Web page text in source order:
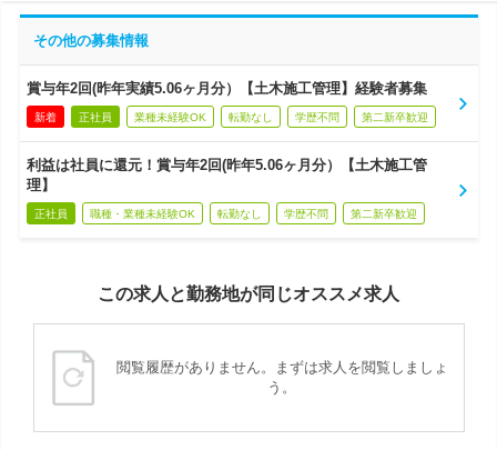
その他の募集情報
賞与年2回(昨年実績5.06ヶ月分）【土木施工管理】経験者募集
新着 正社員 業種未経験OK 転勤なし 学歴不問 第二新卒歓迎
利益は社員に還元！賞与年2回(昨年5.06ヶ月分）【土木施工管
理】
正社員 職種・業種未経験OK 転勤なし 学歴不問 第二新卒歓迎
この求人と勤務地が同じオススメ求人
閲覧履歴がありません。まずは求人を閲覧しましょ
う。